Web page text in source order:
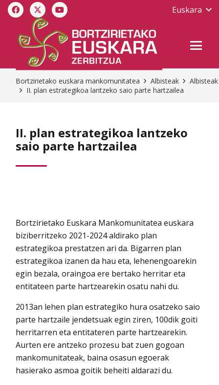
Euskara
Bortzirietako euskara mankomunitatea Albisteak
Albisteak
II. plan estrategikoa lantzeko saio parte hartzailea
II. plan estrategikoa lantzeko
saio parte hartzailea
Bortzirietako Euskara Mankomunitatea euskara
biziberritzeko 2021-2024 aldirako plan
estrategikoa prestatzen ari da. Bigarren plan
estrategikoa izanen da hau eta, lehenengoarekin
egin bezala, oraingoa ere bertako herritar eta
entitateen parte hartzearekin osatu nahi du.
2013an lehen plan estrategiko hura osatzeko saio
parte hartzaile jendetsuak egin ziren, 100dik goiti
herritarren eta entitateren parte hartzearekin.
Aurten ere antzeko prozesu bat zuen gogoan
mankomunitateak, baina osasun egoerak
hasierako asmoa goitik beheiti aldarazi du.